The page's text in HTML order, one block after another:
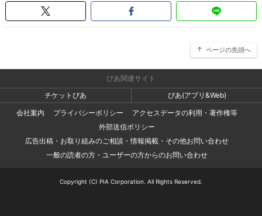
ページの先頭へ
ぴあ関連サイト
チケットぴあ
ぴあ(アプリ&Web)
会社案内
プライバシーポリシー
アクセスデータの利用・著作権等
外部送信ポリシー
広告出稿・お取り組みのご相談・情報掲載・その他お問い合わせ
一般の読者の方・ユーザーの方からのお問い合わせ
Copyright (C) PIA Corporation. All Rights Reserved.